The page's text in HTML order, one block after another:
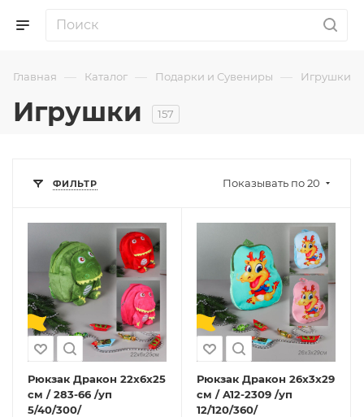
Главная — Каталог — Подарки и Сувениры — Игрушки
Игрушки 157
ФИЛЬТР Показывать по 20
Рюкзак Дракон 22x6x25
см / 283-66 /уп
5/40/300/
Рюкзак Дракон 26x3x29
см / A12-2309 /уп
12/120/360/